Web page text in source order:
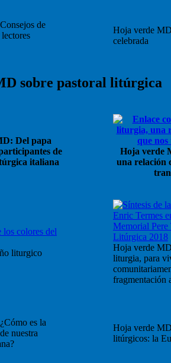
de
Hoja verde
celebrada
sobre pastoral litúrgica
Del papa
de
italiana
Hoja verde
una relación
liturgico
Hoja verde
liturgia, para
fragmentación
es la
nuestra
Hoja verde
litúrgicos: la